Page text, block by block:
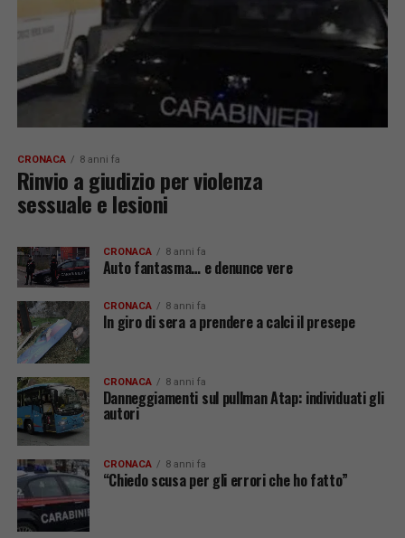
CRONACA 8 anni fa
Rinvio a giudizio per violenza
sessuale e lesioni
CRONACA 8 anni fa
Auto fantasma… e denunce vere
CRONACA 8 anni fa
In giro di sera a prendere a calci il presepe
CRONACA 8 anni fa
Danneggiamenti sul pullman Atap: individuati gli
autori
CRONACA 8 anni fa
“Chiedo scusa per gli errori che ho fatto”